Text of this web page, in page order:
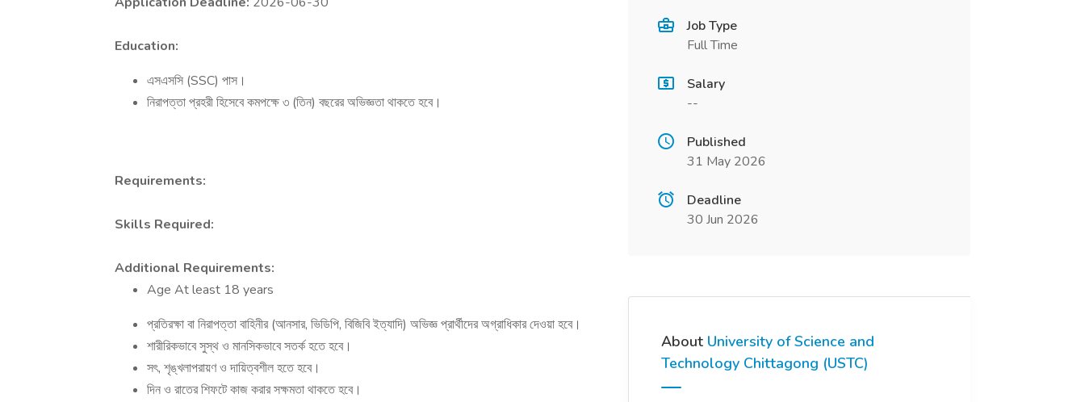
Education:
এসএসসি (SSC) পাস।
নিরাপত্তা প্রহরী হিসেবে কমপক্ষে ৩ (তিন) বছরের অভিজ্ঞতা থাকতে হবে।
Requirements:
Skills Required:
Additional Requirements:
Age At least 18 years
প্রতিরক্ষা বা নিরাপত্তা বাহিনীর (আনসার, ভিডিপি, বিজিবি ইত্যাদি) অভিজ্ঞ প্রার্থীদের অগ্রাধিকার দেওয়া হবে।
শারীরিকভাবে সুস্থ ও মানসিকভাবে সতর্ক হতে হবে।
সৎ, শৃঙ্খলাপরায়ণ ও দায়িত্বশীল হতে হবে।
দিন ও রাতের শিফটে কাজ করার সক্ষমতা থাকতে হবে।
Job Type
Full Time
Salary
--
Published
31 May 2026
Deadline
30 Jun 2026
About University of Science and
Technology Chittagong (USTC)